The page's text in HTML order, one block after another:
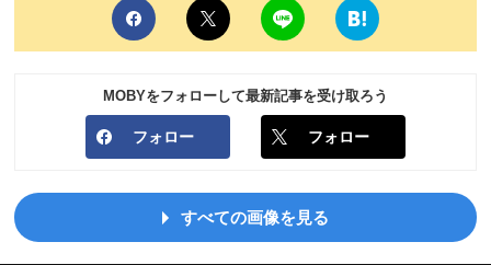
MOBYをフォローして最新記事を受け取ろう
フォロー フォロー
すべての画像を見る